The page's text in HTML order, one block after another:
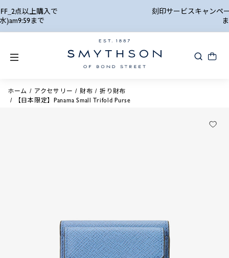
刻印サービスキャンペーン_8月24日(月) 10:00AM
ホーム アクセサリー 財布
折り財布
【日本限定】Panama Small Trifold Purse